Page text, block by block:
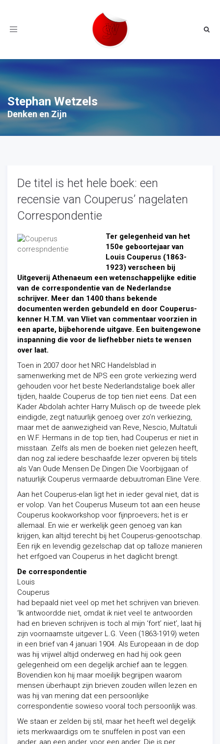
Toggle
Stephan Wetzels
Denken en Zijn
De titel is het hele boek: een
recensie van Couperus’ nagelaten
Correspondentie
Ter gelegenheid van het
150e geboortejaar van
Louis Couperus (1863-
1923) verscheen bij
Uitgeverij Athenaeum een wetenschappelijke editie
van de correspondentie van de Nederlandse
schrijver. Meer dan 1400 thans bekende
documenten werden gebundeld en door Couperus-
kenner H.T.M. van Vliet van commentaar voorzien in
een aparte, bijbehorende uitgave. Een buitengewone
inspanning die voor de liefhebber niets te wensen
over laat.
Toen in 2007 door het NRC Handelsblad in
samenwerking met de NPS een grote verkiezing werd
gehouden voor het beste Nederlandstalige boek aller
tijden, haalde Couperus de top tien niet eens. Dat een
Kader Abdolah achter Harry Mulisch op de tweede plek
eindigde, zegt natuurlijk genoeg over zo’n verkiezing,
maar met de aanwezigheid van Reve, Nescio, Multatuli
en W.F. Hermans in de top tien, had Couperus er niet in
misstaan. Zelfs als men de boeken niet gelezen heeft,
dan nog zal iedere beschaafde lezer opveren bij titels
als Van Oude Mensen De Dingen Die Voorbijgaan of
natuurlijk Couperus vermaarde debuutroman Eline Vere.
Aan het Couperus-elan ligt het in ieder geval niet, dat is
er volop. Van het Couperus Museum tot aan een heuse
Couperus kookworkshop voor fijnproevers; het is er
allemaal. En wie er werkelijk geen genoeg van kan
krijgen, kan altijd terecht bij het Couperus-genootschap.
Een rijk en levendig gezelschap dat op talloze manieren
het erfgoed van Couperus in het daglicht brengt.
De correspondentie
Louis
Couperus
had bepaald niet veel op met het schrijven van brieven.
‘Ik antwoordde niet, omdat ik niet veel te antwoorden
had en brieven schrijven is toch al mijn ‘fort’ niet’, laat hij
zijn voornaamste uitgever L.G. Veen (1863-1919) weten
in een brief van 4 januari 1904. Als Europeaan in de dop
was hij vrijwel altijd onderweg en had hij ook geen
gelegenheid om een degelijk archief aan te leggen.
Bovendien kon hij maar moeilijk begrijpen waarom
mensen überhaupt zijn brieven zouden willen lezen en
was hij van mening dat een persoonlijke
correspondentie sowieso vooral toch persoonlijk was.
We staan er zelden bij stil, maar het heeft wel degelijk
iets merkwaardigs om te snuffelen in post van een
ander, aan een ander, voor een ander. Die is per